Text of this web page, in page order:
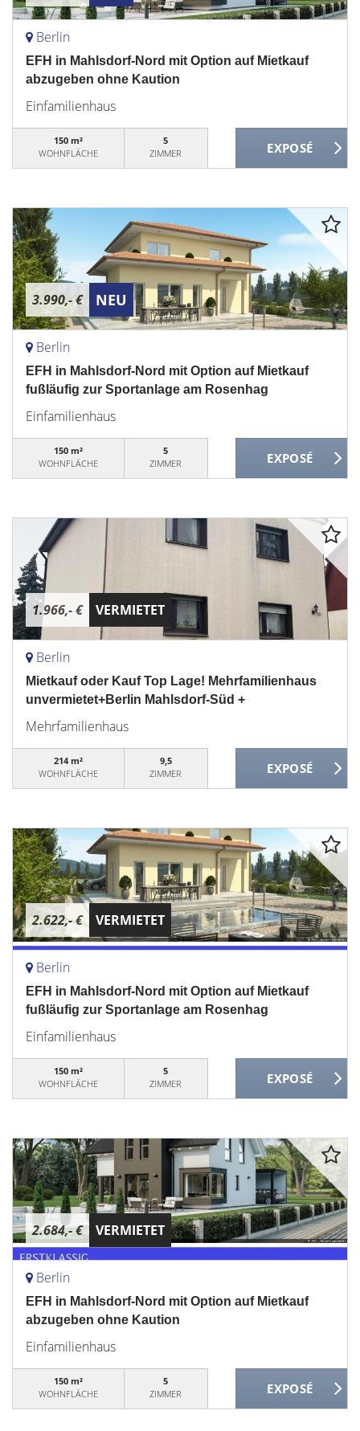
Berlin
EFH in Mahlsdorf-Nord mit Option auf Mietkauf
abzugeben ohne Kaution
Einfamilienhaus
150 m²
WOHNFLÄCHE
5
ZIMMER
3.990,- € NEU
Berlin
EFH in Mahlsdorf-Nord mit Option auf Mietkauf
fußläufig zur Sportanlage am Rosenhag
Einfamilienhaus
150 m²
WOHNFLÄCHE
5
ZIMMER
1.966,- € VERMIETET
Berlin
Mietkauf oder Kauf Top Lage! Mehrfamilienhaus
unvermietet+Berlin Mahlsdorf-Süd +
Mehrfamilienhaus
214 m²
WOHNFLÄCHE
9,5
ZIMMER
2.622,- € VERMIETET
Berlin
EFH in Mahlsdorf-Nord mit Option auf Mietkauf
fußläufig zur Sportanlage am Rosenhag
Einfamilienhaus
150 m²
WOHNFLÄCHE
5
ZIMMER
2.684,- € VERMIETET
Berlin
EFH in Mahlsdorf-Nord mit Option auf Mietkauf
abzugeben ohne Kaution
Einfamilienhaus
150 m²
WOHNFLÄCHE
5
ZIMMER